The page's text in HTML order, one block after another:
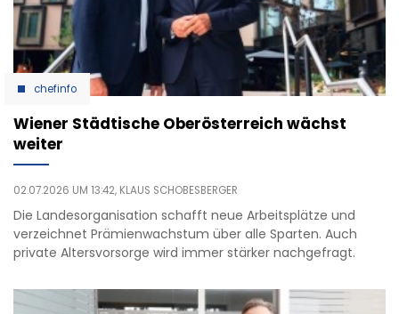
chefinfo
Wiener Städtische Oberösterreich wächst
weiter
02.07.2026 UM 13:42, KLAUS SCHOBESBERGER
Die Landesorganisation schafft neue Arbeitsplätze und
verzeichnet Prämienwachstum über alle Sparten. Auch
private Altersvorsorge wird immer stärker nachgefragt.